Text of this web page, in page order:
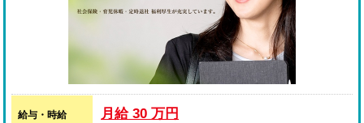
給与・時給 月給 30 万円